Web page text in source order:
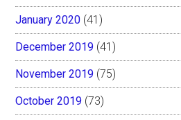
January 2020 (41)
December 2019 (41)
November 2019 (75)
October 2019 (73)